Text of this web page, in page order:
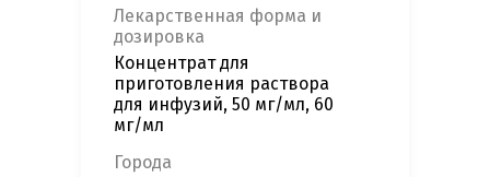
Лекарственная форма и
дозировка
Концентрат для
приготовления раствора
для инфузий, 50 мг/мл, 60
мг/мл
Города